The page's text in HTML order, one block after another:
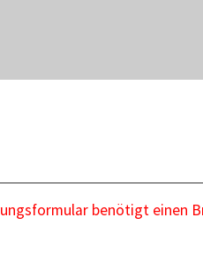
benötigt einen